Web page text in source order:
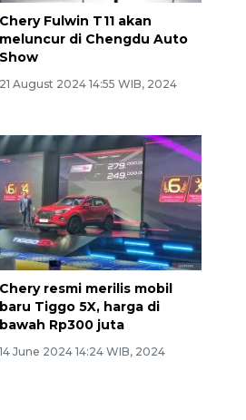
Chery Fulwin T11 akan
meluncur di Chengdu Auto
Show
21 August 2024 14:55 WIB, 2024
Chery resmi merilis mobil
baru Tiggo 5X, harga di
bawah Rp300 juta
14 June 2024 14:24 WIB, 2024